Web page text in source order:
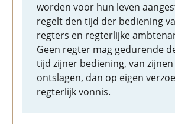
worden voor hun leven
regelt den tijd der bediening
regters en regterlijke
Geen regter mag gedurende
tijd zijner bediening, van
ontslagen, dan op eigen
regterlijk vonnis.